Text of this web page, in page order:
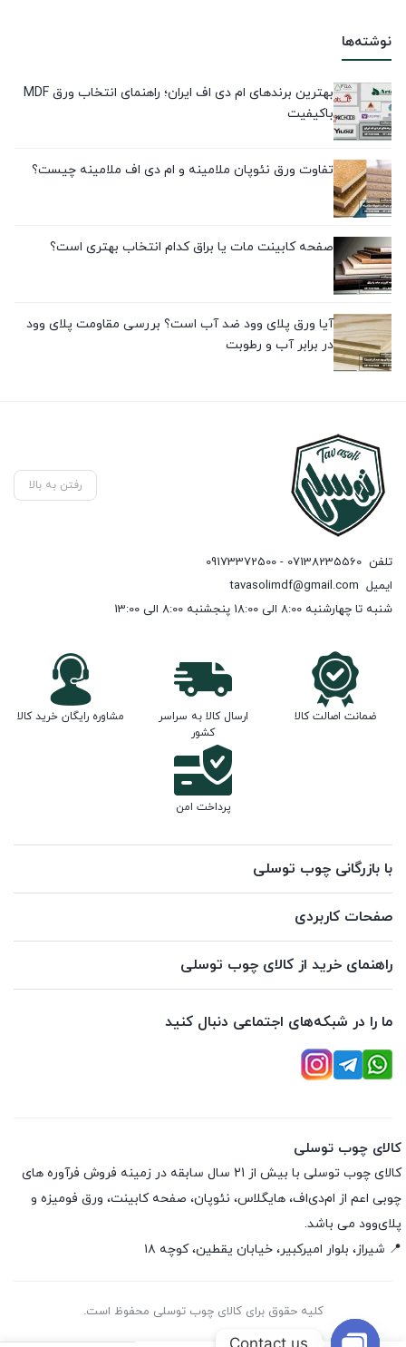
نوشته‌ها
بهترین برندهای ام دی اف ایران؛ راهنمای انتخاب ورق MDF
باکیفیت
تفاوت ورق نئوپان ملامینه و ام دی اف ملامینه چیست؟
صفحه کابینت مات یا براق کدام انتخاب بهتری است؟
آیا ورق پلای وود ضد آب است؟ بررسی مقاومت پلای وود
در برابر آب و رطوبت
رفتن به بالا
تلفن 07138235560 - 09173372500
ایمیل tavasolimdf@gmail.com
شنبه تا چهارشنبه 8:00 الی 18:00 پنجشنبه 8:00 الی 13:00
ضمانت اصالت کالا
ارسال کالا به سراسر
کشور
مشاوره رایگان خرید کالا
پرداخت امن
با بازرگانی چوب توسلی
صفحات کاربردی
راهنمای خرید از کالای چوب توسلی
ما را در شبکه‌های اجتماعی دنبال کنید
کالای چوب توسلی
کالای چوب توسلی با بیش از 21 سال سابقه در زمینه فروش فرآوره های
چوبی اعم از ام‌دی‌اف، هایگلاس، نئوپان، صفحه کابینت، ورق فومیزه و
پلای‌وود می باشد.
📍 شیراز، بلوار امیرکبیر، خیابان یقطین، کوچه ۱۸
کلیه حقوق برای کالای چوب توسلی محفوظ است.
Contact us